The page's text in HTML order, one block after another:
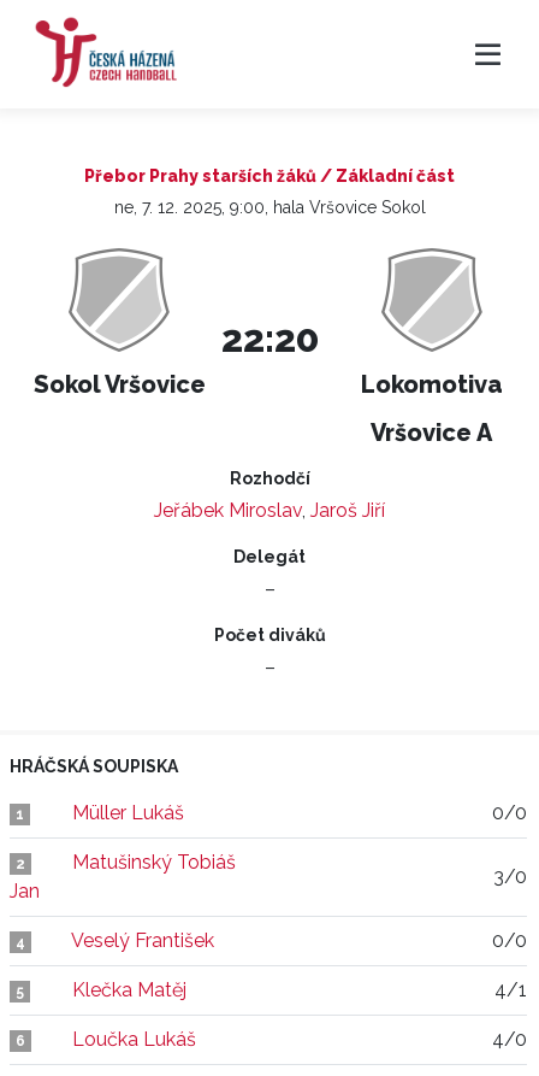
Přebor Prahy starších žáků / Základní část
ne, 7. 12. 2025, 9:00, hala Vršovice Sokol
Sokol Vršovice
22:20
Lokomotiva
Vršovice A
Rozhodčí
Jeřábek Miroslav, Jaroš Jiří
Delegát
–
Počet diváků
–
HRÁČSKÁ SOUPISKA
1 Müller Lukáš 0/0
2
Matušinský Tobiáš
Jan
3/0
4 Veselý František 0/0
5 Klečka Matěj 4/1
6 Loučka Lukáš 4/0